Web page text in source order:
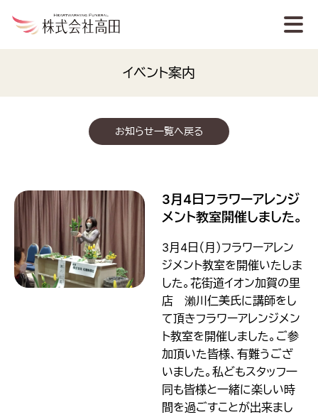
イベント案内
お知らせ一覧へ戻る
3月4日フラワーアレンジ
メント教室開催しました。
3月4日（月）フラワーアレン
ジメント教室を開催いたしま
した。花街道イオン加賀の里
店 瀨川仁美氏に講師をし
て頂きフラワーアレンジメン
ト教室を開催しました。ご参
加頂いた皆様、有難うござ
いました。私どもスタッフ一
同も皆様と一緒に楽しい時
間を過ごすことが出来まし